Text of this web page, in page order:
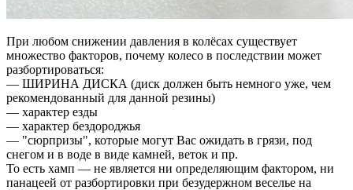
При любом снижении давления в колёсах существует
множество факторов, почему колесо в последствии может
разбортироваться:
— ШИРИНА ДИСКА (диск должен быть немного уже, чем
рекомендованный для данной резины)
— характер езды
— характер бездороджья
— "сюрпризы", которые могут Вас ожидать в грязи, под
снегом и в воде в виде камней, веток и пр.
То есть хамп — не является ни определяющим фактором, ни
панацеей от разбортировки при безудержном веселье на